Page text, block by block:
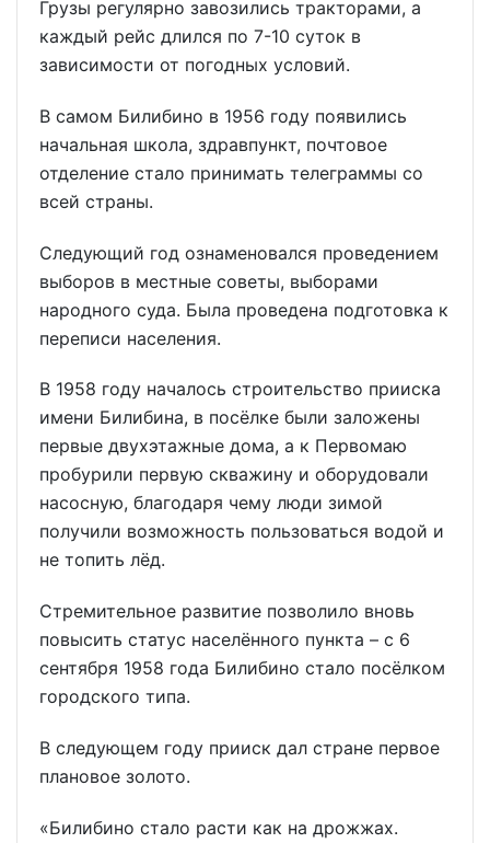
Грузы регулярно завозились тракторами, а
каждый рейс длился по 7-10 суток в
зависимости от погодных условий.
В самом Билибино в 1956 году появились
начальная школа, здравпункт, почтовое
отделение стало принимать телеграммы со
всей страны.
Следующий год ознаменовался проведением
выборов в местные советы, выборами
народного суда. Была проведена подготовка к
переписи населения.
В 1958 году началось строительство прииска
имени Билибина, в посёлке были заложены
первые двухэтажные дома, а к Первомаю
пробурили первую скважину и оборудовали
насосную, благодаря чему люди зимой
получили возможность пользоваться водой и
не топить лёд.
Стремительное развитие позволило вновь
повысить статус населённого пункта – с 6
сентября 1958 года Билибино стало посёлком
городского типа.
В следующем году прииск дал стране первое
плановое золото.
«Билибино стало расти как на дрожжах.